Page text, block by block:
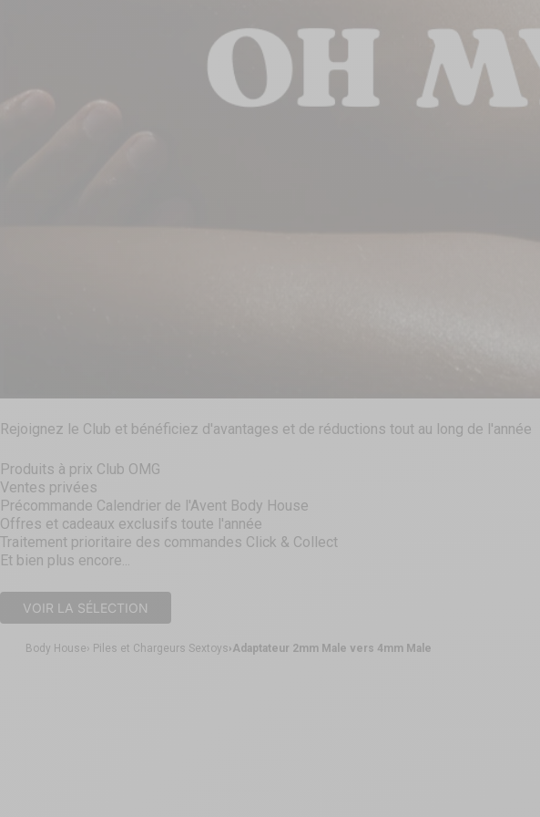
Rejoignez le Club et bénéficiez d'avantages et de réductions tout au long de l'année
Produits à prix Club OMG
Ventes privées
Précommande Calendrier de l'Avent Body House
Offres et cadeaux exclusifs toute l'année
Traitement prioritaire des commandes Click & Collect
Et bien plus encore...
VOIR LA SÉLECTION
Body House Piles et Chargeurs Sextoys Adaptateur 2mm Male vers 4mm Male